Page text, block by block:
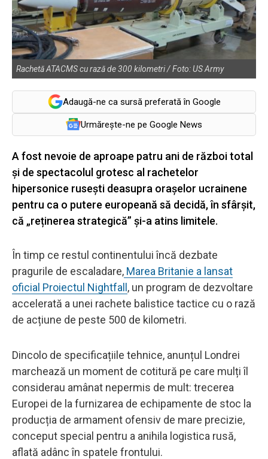
Rachetă ATACMS cu rază de 300 kilometri / Foto: US Army
Adaugă-ne ca sursă preferată în Google
Urmărește-ne pe Google News
A fost nevoie de aproape patru ani de război total
și de spectacolul grotesc al rachetelor
hipersonice rusești deasupra orașelor ucrainene
pentru ca o putere europeană să decidă, în sfârșit,
că „reținerea strategică” și-a atins limitele.
În timp ce restul continentului încă dezbate
pragurile de escaladare, Marea Britanie a lansat
oficial Proiectul Nightfall, un program de dezvoltare
accelerată a unei rachete balistice tactice cu o rază
de acțiune de peste 500 de kilometri.
Dincolo de specificațiile tehnice, anunțul Londrei
marchează un moment de cotitură pe care mulți îl
considerau amânat nepermis de mult: trecerea
Europei de la furnizarea de echipamente de stoc la
producția de armament ofensiv de mare precizie,
conceput special pentru a anihila logistica rusă,
aflată adânc în spatele frontului.